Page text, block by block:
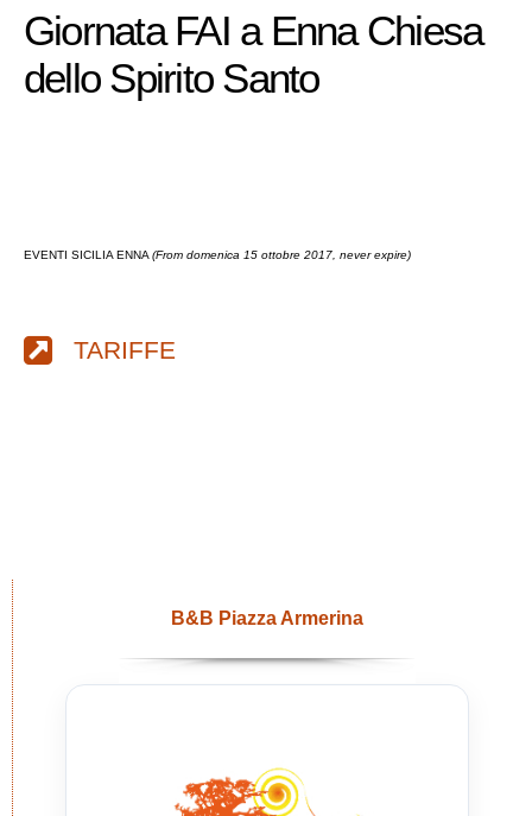
Giornata FAI a Enna Chiesa
dello Spirito Santo
EVENTI SICILIA ENNA(From domenica 15 ottobre 2017, never expire)
TARIFFE
B&B Piazza Armerina